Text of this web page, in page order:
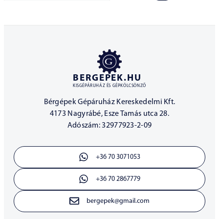
BERGEPEK.HU
KISGÉPÁRUHÁZ ÉS GÉPKÖLCSÖNZŐ
Bérgépek Gépáruház Kereskedelmi Kft.
4173 Nagyrábé, Esze Tamás utca 28.
Adószám: 32977923-2-09
+36 70 3071053
+36 70 2867779
bergepek@gmail.com